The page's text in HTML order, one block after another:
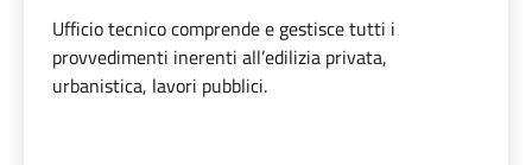
Ufficio tecnico comprende e gestisce tutti i
provvedimenti inerenti all’edilizia privata,
urbanistica, lavori pubblici.